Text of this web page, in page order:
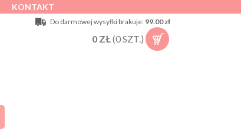
KONTAKT
Do darmowej wysyłki brakuje: 99.00 zł
0 ZŁ(0SZT.)